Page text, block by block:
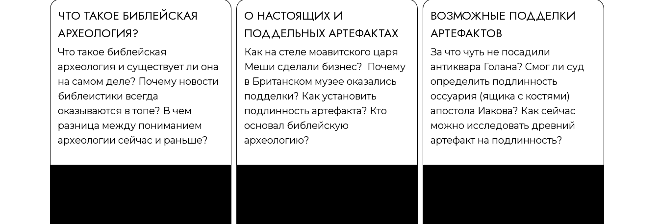
ЧТО ТАКОЕ БИБЛЕЙСКАЯ
АРХЕОЛОГИЯ?
Что такое библейская
археология и существует ли она
на самом деле? Почему новости
библеистики всегда
оказываются в топе? В чем
разница между пониманием
археологии сейчас и раньше?
О НАСТОЯЩИХ И
ПОДДЕЛЬНЫХ АРТЕФАКТАХ
Как на стеле моавитского царя
Меши сделали бизнес? Почему
в Британском музее оказались
подделки? Как установить
подлинность артефакта? Кто
основал библейскую
археологию?
ВОЗМОЖНЫЕ ПОДДЕЛКИ
АРТЕФАКТОВ
За что чуть не посадили
антиквара Голана? Смог ли суд
определить подлинность
оссуария (ящика с костями)
апостола Иакова? Как сейчас
можно исследовать древний
артефакт на подлинность?